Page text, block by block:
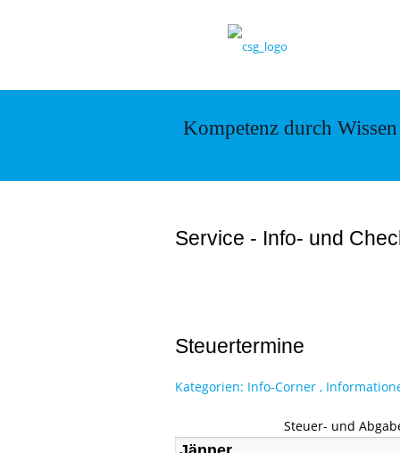
Kompetenz durch Wissen
Service - Info- und
Steuertermine
Kategorien: Info-Corner,
Steuer- und